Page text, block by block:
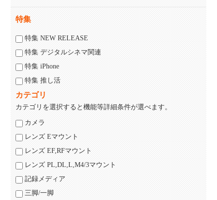
特集
特集 NEW RELEASE
特集 デジタルシネマ関連
特集 iPhone
特集 推し活
カテゴリ
カテゴリを選択すると機能等詳細条件が選べます。
カメラ
レンズ Eマウント
レンズ EF,RFマウント
レンズ PL,DL,L,M4/3マウント
記録メディア
三脚/一脚